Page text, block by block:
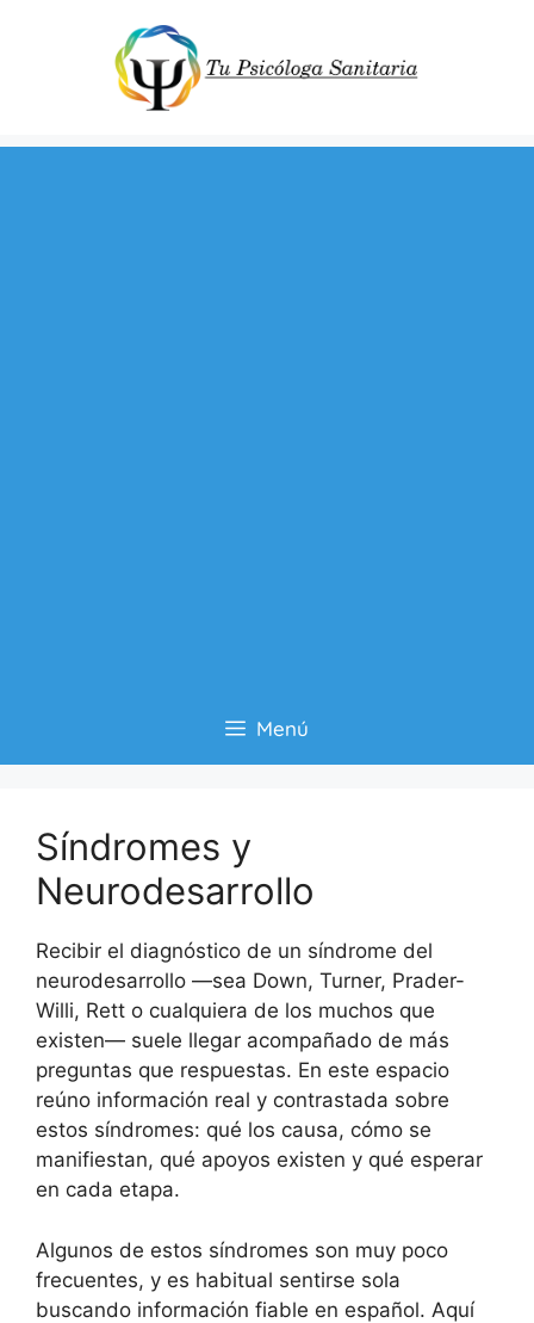
Menú
Síndromes y
Neurodesarrollo
Recibir el diagnóstico de un síndrome del
neurodesarrollo —sea Down, Turner, Prader-
Willi, Rett o cualquiera de los muchos que
existen— suele llegar acompañado de más
preguntas que respuestas. En este espacio
reúno información real y contrastada sobre
estos síndromes: qué los causa, cómo se
manifiestan, qué apoyos existen y qué esperar
en cada etapa.
Algunos de estos síndromes son muy poco
frecuentes, y es habitual sentirse sola
buscando información fiable en español. Aquí